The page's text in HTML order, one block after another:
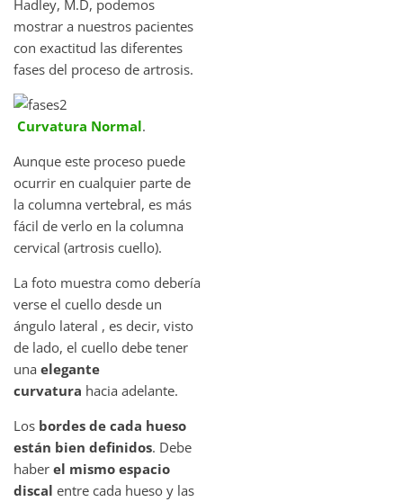
Hadley, M.D, podemos
mostrar a nuestros pacientes
con exactitud las diferentes
fases del proceso de artrosis.
Curvatura Normal.
Aunque este proceso puede
ocurrir en cualquier parte de
la columna vertebral, es más
fácil de verlo en la columna
cervical (artrosis cuello).
La foto muestra como debería
verse el cuello desde un
ángulo lateral , es decir, visto
de lado, el cuello debe tener
una elegante
curvatura hacia adelante.
Los bordes de cada hueso
están bien definidos. Debe
haber el mismo espacio
discal entre cada hueso y las